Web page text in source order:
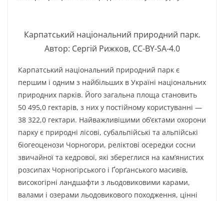
Карпатський національний природний парк.
Автор: Сергій Рижков, CC-BY-SA-4.0
Карпатський національний природний парк є
першим і одним з найбільших в Україні національних
природних парків. Його загальна площа становить
50 495,0 гектарів, з них у постійному користуванні —
38 322,0 гектари. Найважливішими об’єктами охорони
парку є природні лісові, субальпійські та альпійські
біогеоценози Чорногори, реліктові осередки сосни
звичайної та кедрової, які збереглися на кам’янистих
розсипах Чорногірського і Ґорґанського масивів,
високогірні ландшафти з льодовиковими карами,
валами і озерами льодовикового походження, цінні